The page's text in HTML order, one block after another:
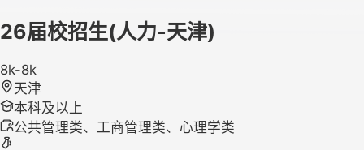
26届校招生(人力-天津)
8k-8k
天津
本科及以上
公共管理类、工商管理类、心理学类